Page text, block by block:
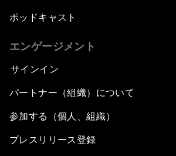
ポッドキャスト
エンゲージメント
サインイン
パートナー（組織）について
参加する（個人、組織）
プレスリリース登録